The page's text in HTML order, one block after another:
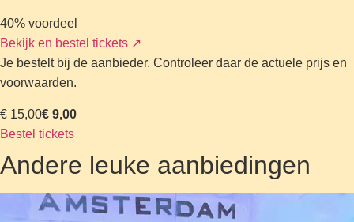
40% voordeel
Bekijk en bestel tickets ↗
Je bestelt bij de aanbieder. Controleer daar de actuele prijs en
voorwaarden.
€ 15,00€ 9,00
Bestel tickets
Andere leuke aanbiedingen